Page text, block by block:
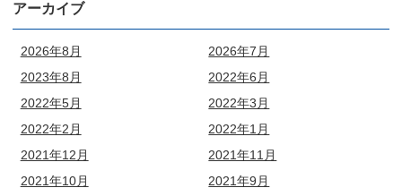
アーカイブ
2026年8月
2026年7月
2023年8月
2022年6月
2022年5月
2022年3月
2022年2月
2022年1月
2021年12月
2021年11月
2021年10月
2021年9月